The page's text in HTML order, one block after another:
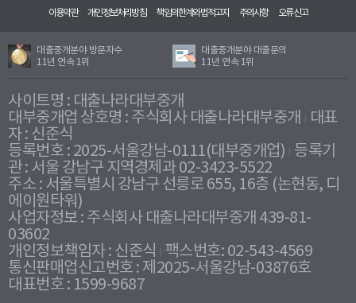
이용약관 개인정보처리방침 책임의한계와법적고지 주의사항 오류신고
대출중개분야 방문자수
11년 연속 1위
대출중개분야 대출문의
11년 연속 1위
사이트명 : 대출나라대부중개
대부중개업 상호명 : 주식회사 대출나라대부중개
대표
자 : 신준식
등록번호 : 2025-서울강남-0111(대부중개업) 등록기
관 : 서울 강남구 지역경제과 02-3423-5522
주소 : 서울특별시 강남구 선릉로 655, 16층 (논현동, 디
에이원타워)
사업자정보 : 주식회사 대출나라대부중개 439-81-
03602
개인정보책임자 : 신준식
팩스번호: 02-543-4569
통신판매업신고번호 : 제2025-서울강남-03876호
대표번호 : 1599-9687